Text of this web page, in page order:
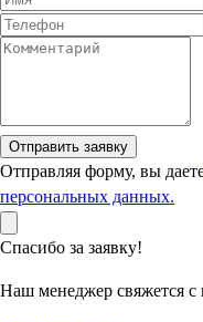
Отправить заявку
Отправляя форму, вы
персональных данных.
Спасибо за заявку!
Наш менеджер свяжется